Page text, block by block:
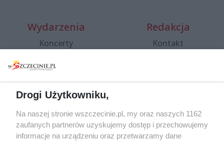
Wydarzenia
Koncerty
Spacery i oprowadzania
targi
Wernisaże
Więcej
Redakcja
Kontakt
Specjalny koncert z okazji
20. urodzin portalu
wSzczecinie.pl
Drogi Użytkowniku,
Na naszej stronie wszczecinie.pl, my oraz naszych 1162
zaufanych partnerów uzyskujemy dostęp i przechowujemy
informacje na urządzeniu oraz przetwarzamy dane